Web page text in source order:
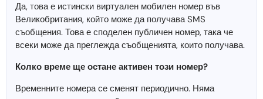
Да, това е истински виртуален мобилен номер във
Великобритания, който може да получава SMS
съобщения. Това е споделен публичен номер, така че
всеки може да преглежда съобщенията, които получава.
Колко време ще остане активен този номер?
Временните номера се сменят периодично. Няма